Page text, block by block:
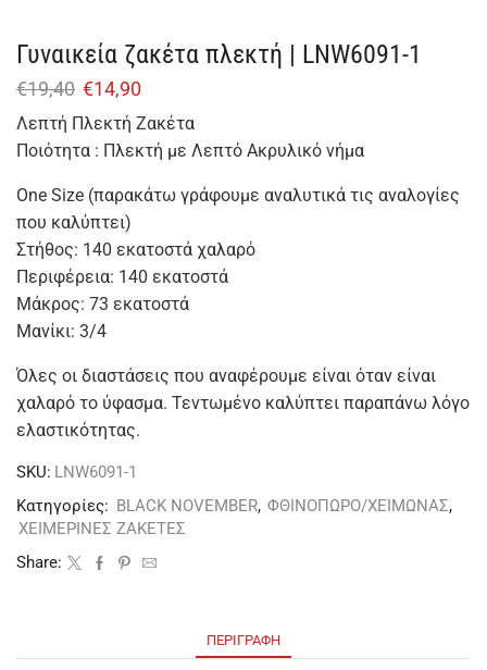
Γυναικεία ζακέτα πλεκτή | LNW6091-1
€19,40 €14,90
Λεπτή Πλεκτή Ζακέτα
Ποιότητα : Πλεκτή με Λεπτό Ακρυλικό νήμα
One Size (παρακάτω γράφουμε αναλυτικά τις αναλογίες
που καλύπτει)
Στήθος: 140 εκατοστά χαλαρό
Περιφέρεια: 140 εκατοστά
Μάκρος: 73 εκατοστά
Μανίκι: 3/4
Όλες οι διαστάσεις που αναφέρουμε είναι όταν είναι
χαλαρό το ύφασμα. Τεντωμένο καλύπτει παραπάνω λόγο
ελαστικότητας.
SKU: LNW6091-1
Κατηγορίες: BLACK NOVEMBER, ΦΘΙΝΟΠΩΡΟ/ΧΕΙΜΩΝΑΣ,
ΧΕΙΜΕΡΙΝΕΣ ΖΑΚΕΤΕΣ
Share:
ΠΕΡΙΓΡΑΦΉ